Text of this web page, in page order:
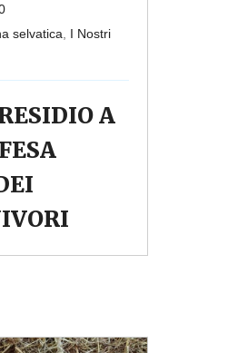
selvatica
I Nostri
A